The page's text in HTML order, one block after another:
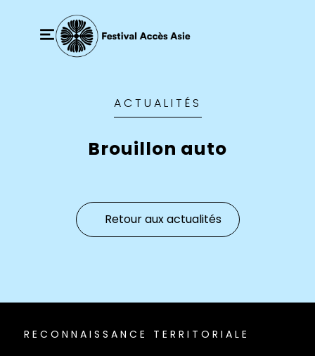
ACTUALITÉS
Brouillon auto
Retour aux actualités
RECONNAISSANCE TERRITORIALE